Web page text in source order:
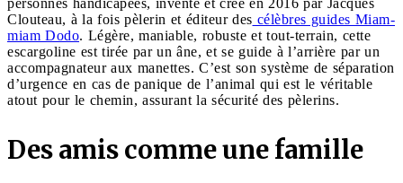
Clouteau, à la fois pèlerin et éditeur des célèbres guides Miam-
miam Dodo. Légère, maniable, robuste et tout-terrain, cette
escargoline est tirée par un âne, et se guide à l’arrière par un
accompagnateur aux manettes. C’est son système de séparation
d’urgence en cas de panique de l’animal qui est le véritable
atout pour le chemin, assurant la sécurité des pèlerins.
Des amis comme une famille